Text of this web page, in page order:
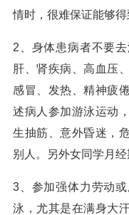
情时，很难保证能够得
2、身体患病者不要
肝、肾疾病、高血压
感冒、发热、精神疲
述病人参加游泳运动
生抽筋、意外昏迷，
别人。另外女同学月经
3、参加强体力劳动
泳，尤其是在满身大